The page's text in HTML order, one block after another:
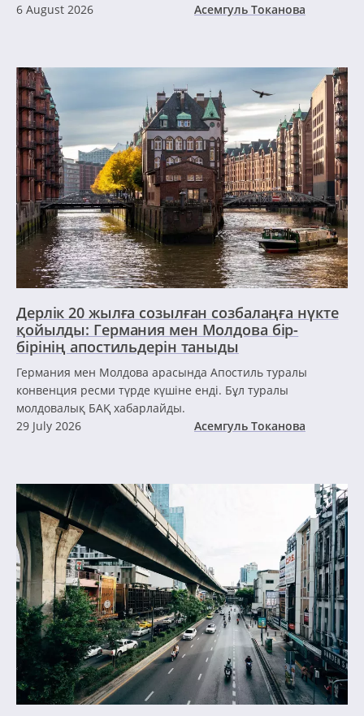
6 August 2026
Асемгуль Токанова
Дерлік 20 жылға созылған созбалаңға нүкте
қойылды: Германия мен Молдова бір-
бірінің апостильдерін таныды
Германия мен Молдова арасында Апостиль туралы
конвенция ресми түрде күшіне енді. Бұл туралы
молдовалық БАҚ хабарлайды.
29 July 2026
Асемгуль Токанова